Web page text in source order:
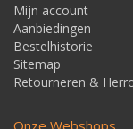
Mijn account
Aanbiedingen
Bestelhistorie
Sitemap
Retourneren &
Onze Webshops